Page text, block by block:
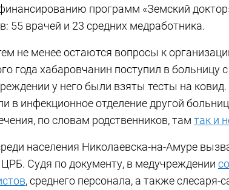
программ «Земский
55 врачей и 23 средних медработника.
не менее остаются вопросы к
года хабаровчанин поступил в больницу
у него были взяты тесты на
в инфекционное отделение другой
по словам родственников, там так и
населения Николаевска-на-Амуре
Судя по документу, в медучреждении
, среднего персонала, а также слесаря-